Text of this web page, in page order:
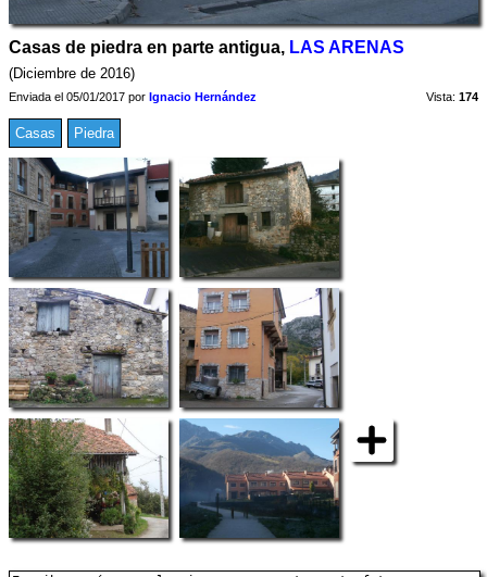
Casas de piedra en parte antigua, LAS ARENAS
(Diciembre de 2016)
Enviada el 05/01/2017 por Ignacio Hernández Vista: 174
Casas Piedra